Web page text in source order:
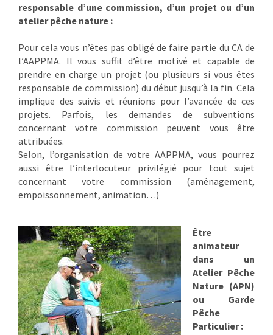
responsable d’une commission, d’un projet ou d’un
atelier pêche nature :
Pour cela vous n’êtes pas obligé de faire partie du CA de
l’AAPPMA. Il vous suffit d’être motivé et capable de
prendre en charge un projet (ou plusieurs si vous êtes
responsable de commission) du début jusqu’à la fin. Cela
implique des suivis et réunions pour l’avancée de ces
projets. Parfois, les demandes de subventions
concernant votre commission peuvent vous être
attribuées.
Selon, l’organisation de votre AAPPMA, vous pourrez
aussi être l’interlocuteur privilégié pour tout sujet
concernant votre commission (aménagement,
empoissonnement, animation…)
Être
animateur
dans un
Atelier Pêche
Nature (APN)
ou Garde
Pêche
Particulier :